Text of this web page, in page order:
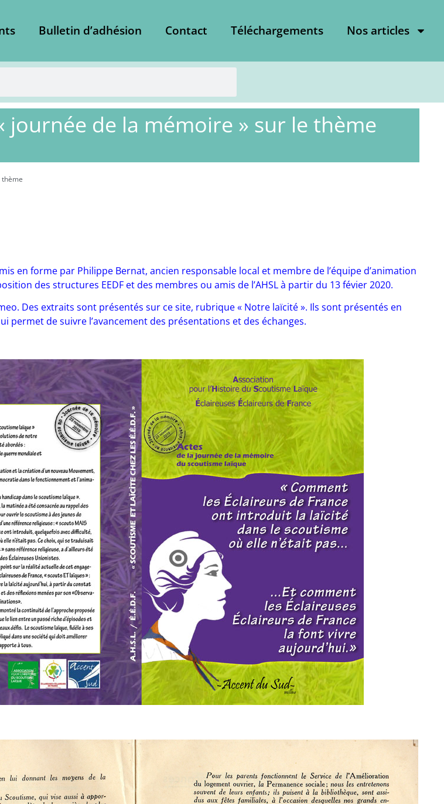
Bulletin d’adhésion Contact Téléchargements Nos articles
journée de la mémoire » sur le thème
thème
en forme par Philippe Bernat, ancien responsable local et membre de l’équipe d’animation
des structures EEDF et des membres ou amis de l’AHSL à partir du 13 févier 2020.
Des extraits sont présentés sur ce site, rubrique « Notre laïcité ». Ils sont présentés en
permet de suivre l’avancement des présentations et des échanges.